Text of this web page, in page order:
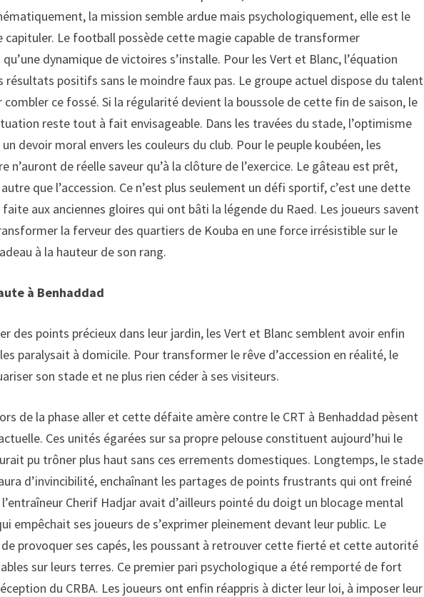
la mission semble ardue mais psychologiquement, elle est le
capituler. Le football possède cette magie capable de transformer
dynamique de victoires s’installe. Pour les Vert et Blanc, l’équation
résultats positifs sans le moindre faux pas. Le groupe actuel dispose du talent
combler ce fossé. Si la régularité devient la boussole de cette fin de saison, le
reste tout à fait envisageable. Dans les travées du stade, l’optimisme
devoir moral envers les couleurs du club. Pour le peuple koubéen, les
n’auront de réelle saveur qu’à la clôture de l’exercice. Le gâteau est prêt,
que l’accession. Ce n’est plus seulement un défi sportif, c’est une dette
aux anciennes gloires qui ont bâti la légende du Raed. Les joueurs savent
la ferveur des quartiers de Kouba en une force irrésistible sur le
à la hauteur de son rang.
à Benhaddad
des points précieux dans leur jardin, les Vert et Blanc semblent avoir enfin
paralysait à domicile. Pour transformer le rêve d’accession en réalité, le
son stade et ne plus rien céder à ses visiteurs.
de la phase aller et cette défaite amère contre le CRT à Benhaddad pèsent
Ces unités égarées sur sa propre pelouse constituent aujourd’hui le
pu trôner plus haut sans ces errements domestiques. Longtemps, le stade
d’invincibilité, enchaînant les partages de points frustrants qui ont freiné
l’entraîneur Cherif Hadjar avait d’ailleurs pointé du doigt un blocage mental
empêchait ses joueurs de s’exprimer pleinement devant leur public. Le
provoquer ses capés, les poussant à retrouver cette fierté et cette autorité
sur leurs terres. Ce premier pari psychologique a été remporté de fort
du CRBA. Les joueurs ont enfin réappris à dicter leur loi, à imposer leur